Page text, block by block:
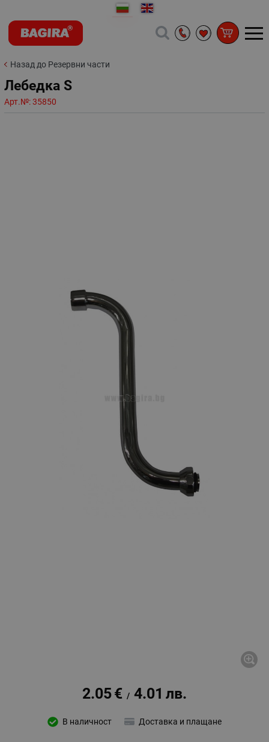
Назад до Резервни части
Лебедка S
Арт.№:35850
2.05€ / 4.01 лв.
В наличност Доставка и плащане